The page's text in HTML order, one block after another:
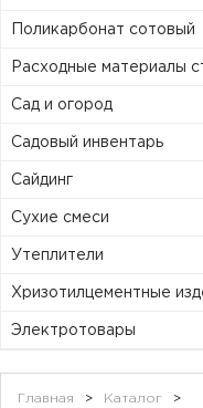
Поликарбонат сотовый
Расходные материалы
Сад и огород
Садовый инвентарь
Сайдинг
Сухие смеси
Утеплители
Хризотилцементные
Электротовары
Главная > Каталог >